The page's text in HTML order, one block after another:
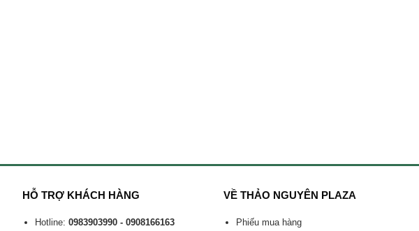
HỖ TRỢ KHÁCH HÀNG
Hotline: 0983903990 - 0908166163
VỀ THẢO NGUYÊN PLAZA
Phiếu mua hàng